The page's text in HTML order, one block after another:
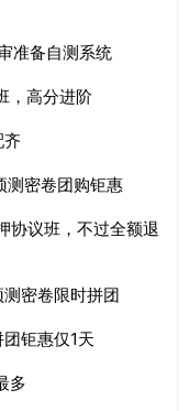
准备自测系统
，高分进阶
测密卷团购钜惠
协议班，不过全额退
密卷限时拼团
钜惠仅1天
多